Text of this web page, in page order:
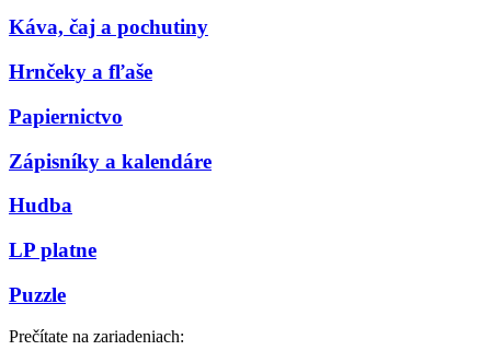
Káva, čaj a pochutiny
Hrnčeky a fľaše
Papiernictvo
Zápisníky a kalendáre
Hudba
LP platne
Puzzle
Prečítate na zariadeniach: